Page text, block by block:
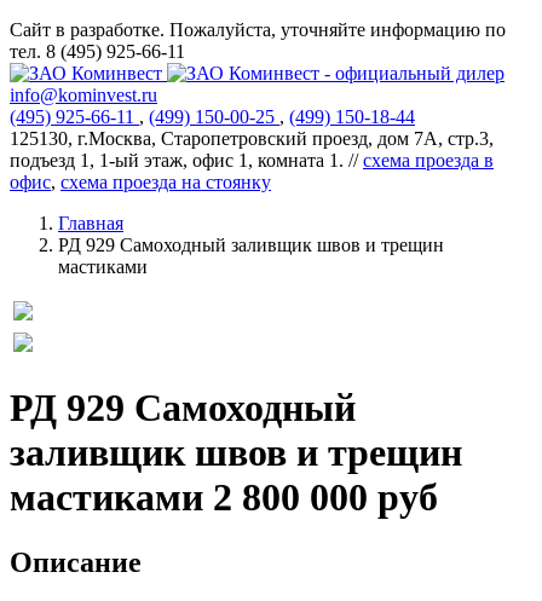
Сайт в разработке. Пожалуйста, уточняйте информацию по
тел. 8 (495) 925-66-11
info@kominvest.ru
(495) 925-66-11 , (499) 150-00-25 , (499) 150-18-44
125130, г.Москва, Старопетровский проезд, дом 7А, стр.3,
подъезд 1, 1-ый этаж, офис 1, комната 1. //схема проезда в
офис, схема проезда на стоянку
Главная
РД 929 Самоходный заливщик швов и трещин
мастиками
РД 929 Самоходный
заливщик швов и трещин
мастиками 2 800 000 руб
Описание